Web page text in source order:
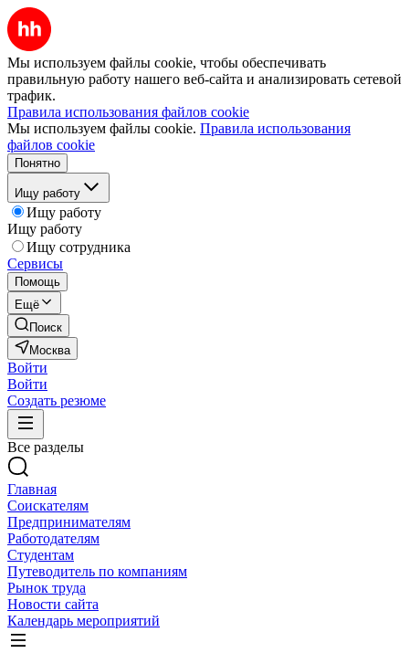
Мы используем файлы cookie, чтобы обеспечивать
правильную работу нашего веб-сайта и анализировать сетевой
трафик.
Правила использования файлов cookie
Мы используем файлы cookie. Правила использования
файлов cookie
Понятно
Ищу работу
Ищу работу
Ищу работу
Ищу сотрудника
Сервисы
Помощь
Ещё
Поиск
Москва
Войти
Войти
Создать резюме
Все разделы
Главная
Соискателям
Предпринимателям
Работодателям
Студентам
Путеводитель по компаниям
Рынок труда
Новости сайта
Календарь мероприятий